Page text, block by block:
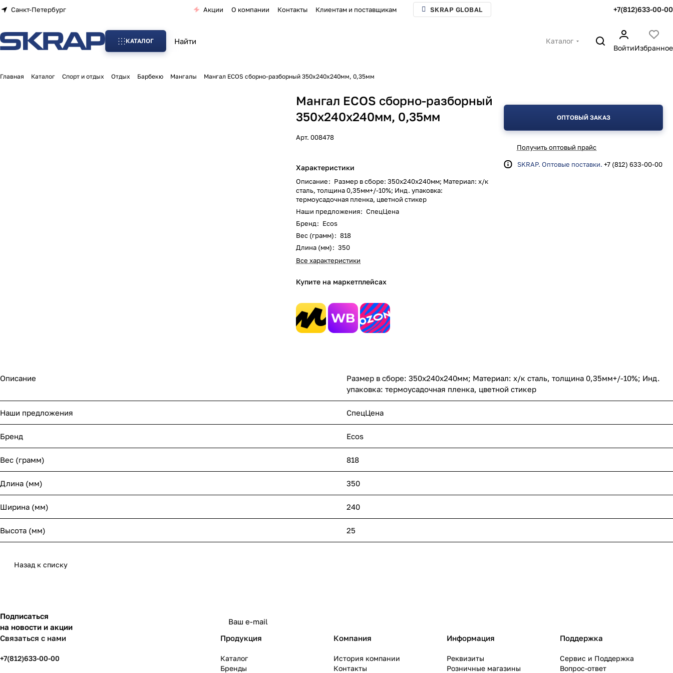
Санкт-Петербург Акции О компании Контакты Клиентам и поставщикам SKRAP GLOBAL +7(812)633-00-00
КАТАЛОГ
Каталог
ВойтиИзбранное
Главная Каталог Спорт и отдых Отдых Барбекю Мангалы Мангал ECOS сборно-разборный 350х240х240мм, 0,35мм
Мангал ECOS сборно-разборный
350х240х240мм, 0,35мм
Арт.008478
Характеристики
Описание: Размер в сборе: 350х240х240мм; Материал: х/к
сталь, толщина 0,35мм+/-10%; Инд. упаковка:
термоусадочная пленка, цветной стикер
Наши предложения: СпецЦена
Бренд: Ecos
Вес (грамм): 818
Длина (мм): 350
Все характеристики
Купите на маркетплейсах
ОПТОВЫЙ ЗАКАЗ
Получить оптовый прайс
SKRAP. Оптовые поставки. +7 (812) 633-00-00
Описание
Размер в сборе: 350х240х240мм; Материал: х/к сталь, толщина 0,35мм+/-10%; Инд.
упаковка: термоусадочная пленка, цветной стикер
Наши предложения СпецЦена
Бренд Ecos
Вес (грамм) 818
Длина (мм) 350
Ширина (мм) 240
Высота (мм) 25
Назад к списку
Подписаться
на новости и акции
Связаться с нами
+7(812)633-00-00
Продукция
Каталог
Бренды
Компания
История компании
Контакты
Информация
Реквизиты
Розничные магазины
Поддержка
Сервис и Поддержка
Вопрос-ответ